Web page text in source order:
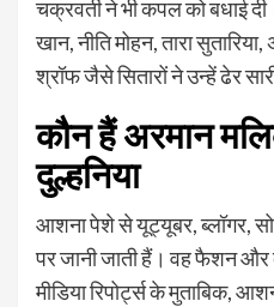
चक्रवर्ती ने भी कपल को बधाई
खान, नीति मोहन, तारा
श्रॉफ जैसे सितारों ने उन्हें ढेर
कौन हैं अरमान
दुल्हनिया
आशना पेशे से यूट्यूबर, ब्लॉगर,
पर जानी जाती हैं। वह फैशन और
मीडिया रिपोर्ट्स के मुताबिक,